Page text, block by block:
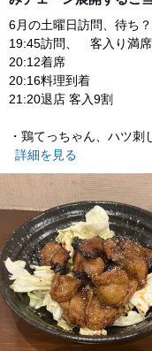
6月の土曜日訪問、待ち
19:45訪問、 客入り満席
20:12着席
20:16料理到着
21:20退店 客入9割
・鶏てっちゃん、ハツ
詳細を見る